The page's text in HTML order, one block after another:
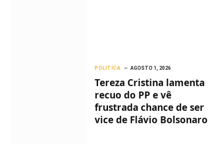
POLITICA AGOSTO 1, 2026
Tereza Cristina lamenta
recuo do PP e vê
frustrada chance de ser
vice de Flávio Bolsonaro